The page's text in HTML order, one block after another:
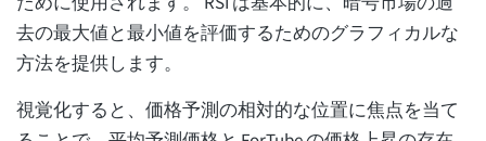
去の最大値と最小値を評価するためのグラフィカルな
方法を提供します。
視覚化すると、価格予測の相対的な位置に焦点を当て